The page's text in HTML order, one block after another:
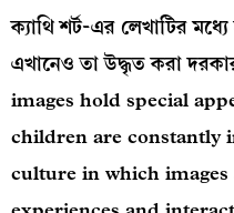
ক্যাথি শর্ট-এর লেখাটির
এখানেও তা উদ্ধৃত করা
images hold special
children are constantly
culture in which